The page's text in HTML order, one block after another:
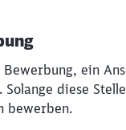
ein
Solange diese
bewerben.